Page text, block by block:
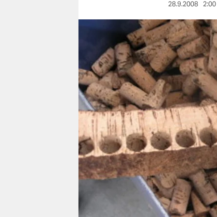
nord
wahrheit
verlag
verlag
veranstaltungen
shop
fragen & hilfe
unterstützen
abo
28.9.2008